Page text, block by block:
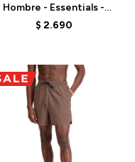
Hombre - Essentials -
MS41520AG - ATHLETIC
$ 2.690